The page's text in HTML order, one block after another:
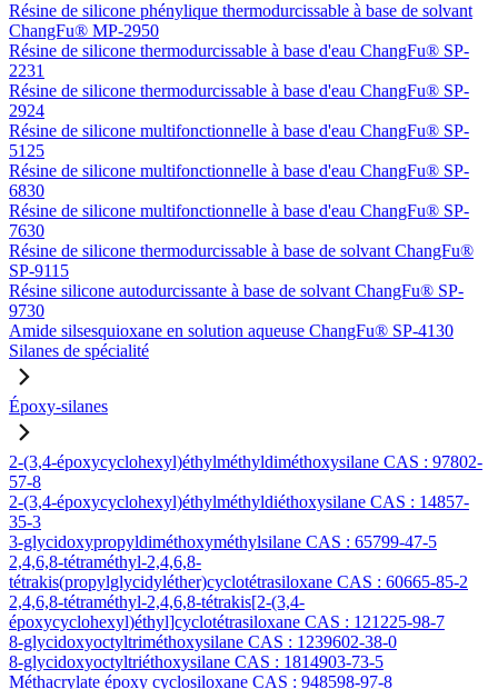
Résine de silicone phénylique thermodurcissable à base de solvant
ChangFu® MP-2950
Résine de silicone thermodurcissable à base d'eau ChangFu® SP-
2231
Résine de silicone thermodurcissable à base d'eau ChangFu® SP-
2924
Résine de silicone multifonctionnelle à base d'eau ChangFu® SP-
5125
Résine de silicone multifonctionnelle à base d'eau ChangFu® SP-
6830
Résine de silicone multifonctionnelle à base d'eau ChangFu® SP-
7630
Résine de silicone thermodurcissable à base de solvant ChangFu®
SP-9115
Résine silicone autodurcissante à base de solvant ChangFu® SP-
9730
Amide silsesquioxane en solution aqueuse ChangFu® SP-4130
Silanes de spécialité
Époxy-silanes
2-(3,4-époxycyclohexyl)éthylméthyldiméthoxysilane CAS : 97802-
57-8
2-(3,4-époxycyclohexyl)éthylméthyldiéthoxysilane CAS : 14857-
35-3
3-glycidoxypropyldiméthoxyméthylsilane CAS : 65799-47-5
2,4,6,8-tétraméthyl-2,4,6,8-
tétrakis(propylglycidyléther)cyclotétrasiloxane CAS : 60665-85-2
2,4,6,8-tétraméthyl-2,4,6,8-tétrakis[2-(3,4-
époxycyclohexyl)éthyl]cyclotétrasiloxane CAS : 121225-98-7
8-glycidoxyoctyltriméthoxysilane CAS : 1239602-38-0
8-glycidoxyoctyltriéthoxysilane CAS : 1814903-73-5
Méthacrylate époxy cyclosiloxane CAS : 948598-97-8